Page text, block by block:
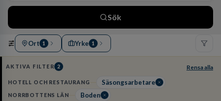
Sök
Ort 1 Yrke 1
AKTIVA FILTER 2 Rensa alla
HOTELL OCH RESTAURANG Säsongsarbetare
NORRBOTTENS LÄN Boden